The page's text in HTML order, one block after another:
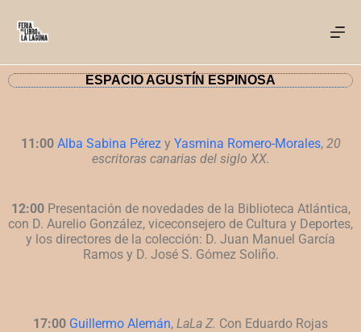
ESPACIO AGUSTÍN ESPINOSA
11:00 Alba Sabina Pérezy Yasmina Romero-Morales, 20
escritoras canarias del siglo XX.
12:00 Presentación de novedades de la Biblioteca Atlántica,
con D. Aurelio González, viceconsejero de Cultura y Deportes,
y los directores de la colección: D. Juan Manuel García
Ramos y D. José S. Gómez Soliño.
17:00 Guillermo Alemán, LaLa Z. Con Eduardo Rojas